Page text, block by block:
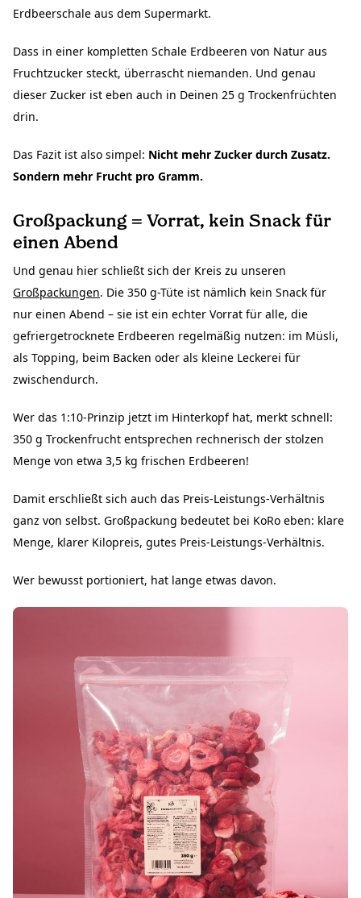
Erdbeerschale aus dem Supermarkt.
Dass in einer kompletten Schale Erdbeeren von Natur aus
Fruchtzucker steckt, überrascht niemanden. Und genau
dieser Zucker ist eben auch in Deinen 25 g Trockenfrüchten
drin.
Das Fazit ist also simpel: Nicht mehr Zucker durch Zusatz.
Sondern mehr Frucht pro Gramm.
Großpackung = Vorrat, kein Snack für
einen Abend
Und genau hier schließt sich der Kreis zu unseren
Großpackungen. Die 350 g-Tüte ist nämlich kein Snack für
nur einen Abend – sie ist ein echter Vorrat für alle, die
gefriergetrocknete Erdbeeren regelmäßig nutzen: im Müsli,
als Topping, beim Backen oder als kleine Leckerei für
zwischendurch.
Wer das 1:10-Prinzip jetzt im Hinterkopf hat, merkt schnell:
350 g Trockenfrucht entsprechen rechnerisch der stolzen
Menge von etwa 3,5 kg frischen Erdbeeren!
Damit erschließt sich auch das Preis-Leistungs-Verhältnis
ganz von selbst. Großpackung bedeutet bei KoRo eben: klare
Menge, klarer Kilopreis, gutes Preis-Leistungs-Verhältnis.
Wer bewusst portioniert, hat lange etwas davon.